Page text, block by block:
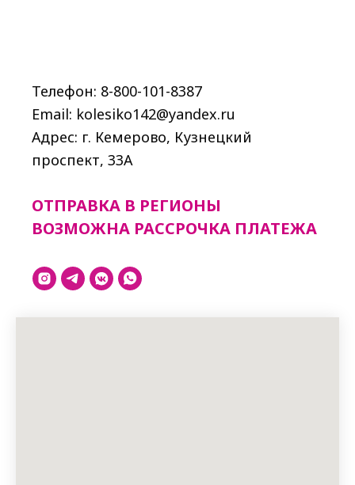
Телефон: 8-800-101-8387
Email: kolesiko142@yandex.ru
Адрес: г. Кемерово, Кузнецкий
проспект, 33A
ОТПРАВКА В РЕГИОНЫ
ВОЗМОЖНА РАССРОЧКА ПЛАТЕЖА